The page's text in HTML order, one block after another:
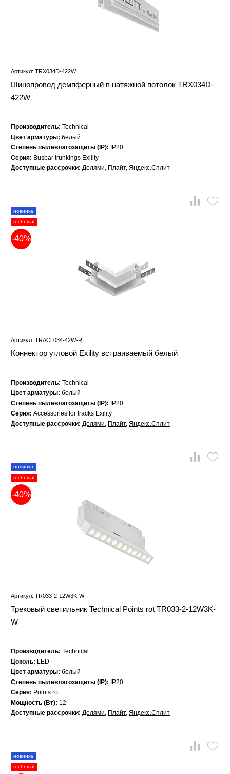
Артикул: TRX034D-422W
Шинопровод демпферный в натяжной потолок TRX034D-
422W
Производитель: Technical
Цвет арматуры: белый
Степень пылевлагозащиты (IP):
IP20
Серия: Busbar trunkings Exility
Доступные рассрочки: Долями, Плайт, Яндекс.Сплит
новинка
technical
-40%
Артикул: TRACL034-42W-R
Коннектор угловой Exility встраиваемый белый
Производитель: Technical
Цвет арматуры: белый
Степень пылевлагозащиты (IP):
IP20
Серия: Accessories for tracks Exility
Доступные рассрочки: Долями, Плайт, Яндекс.Сплит
новинка
technical
-40%
Артикул: TR033-2-12W3K-W
Трековый светильник Technical Points rot TR033-2-12W3K-
W
Производитель: Technical
Цоколь: LED
Цвет арматуры: белый
Степень пылевлагозащиты (IP):
IP20
Серия: Points rot
Мощность (Вт): 12
Доступные рассрочки: Долями, Плайт, Яндекс.Сплит
новинка
technical